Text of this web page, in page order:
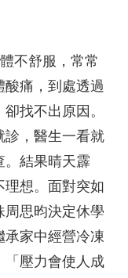
不舒服，常常
痛，到處透過
找不出原因。
診，醫生一看就
。結果晴天霹
理想。面對突如
周思昀決定休學
承家中經營冷凍
「壓力會使人成